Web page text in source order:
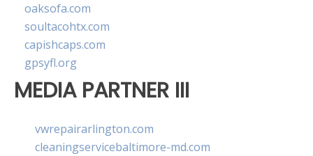
oaksofa.com
soultacohtx.com
capishcaps.com
gpsyfl.org
MEDIA PARTNER III
vwrepairarlington.com
cleaningservicebaltimore-md.com